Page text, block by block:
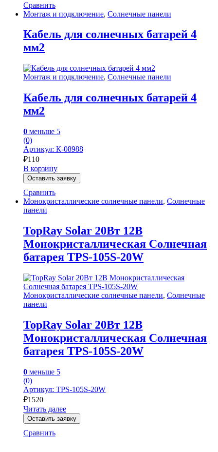
Сравнить
Монтаж и подключение, Солнечные панели
Кабель для солнечных батарей 4
мм2
Монтаж и подключение, Солнечные панели
Кабель для солнечных батарей 4
мм2
0 меньше 5
(0)
Артикул: К-08988
₽110
В корзину
Оставить заявку
Сравнить
Монокристаллические солнечные панели, Солнечные
панели
TopRay Solar 20Вт 12В
Монокристаллическая Солнечная
батарея TPS-105S-20W
Монокристаллические солнечные панели, Солнечные
панели
TopRay Solar 20Вт 12В
Монокристаллическая Солнечная
батарея TPS-105S-20W
0 меньше 5
(0)
Артикул: TPS-105S-20W
₽1520
Читать далее
Оставить заявку
Сравнить